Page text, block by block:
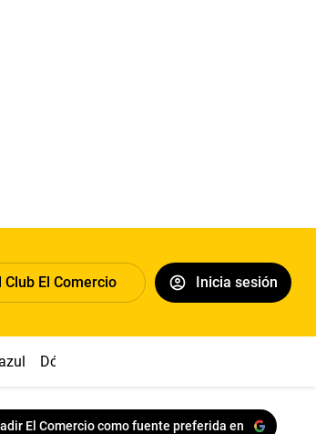
Club El Comercio Inicia sesión
Dólar
El Comercio como fuente preferida en